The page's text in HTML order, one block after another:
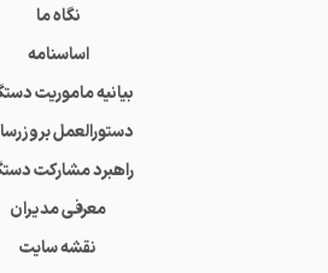
نگاه ما
اساسنامه
بیانیه ماموریت
دستورالعمل
راهبرد مشارکت
معرفی مدیران
نقشه سایت